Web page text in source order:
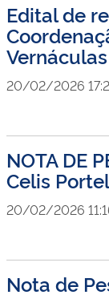
Edital de
Vernáculas
20/02/2026
NOTA DE
Celis
20/02/2026
Nota de